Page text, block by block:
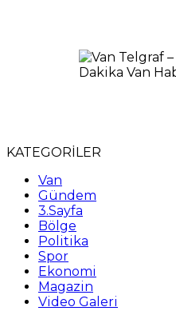
KATEGORİLER
Van
Gündem
3.Sayfa
Bölge
Politika
Spor
Ekonomi
Magazin
Video Galeri